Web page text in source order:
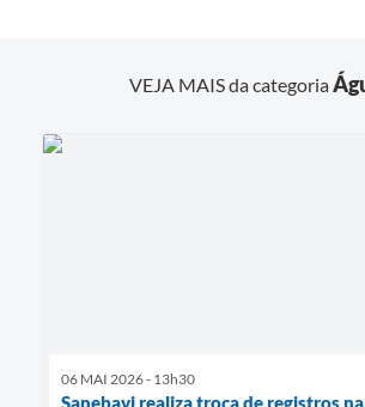
VEJA MAIS da categoria
06 MAI 2026 - 13h30
Sanebavi realiza troca de registros